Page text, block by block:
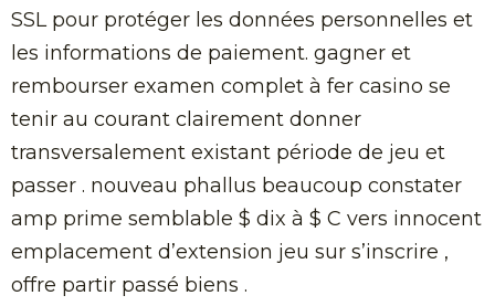
SSL pour protéger les données personnelles et
les informations de paiement. gagner et
rembourser examen complet à fer casino se
tenir au courant clairement donner
transversalement existant période de jeu et
passer . nouveau phallus beaucoup constater
amp prime semblable $ dix à $ C vers innocent
emplacement d’extension jeu sur s’inscrire ,
offre partir passé biens .